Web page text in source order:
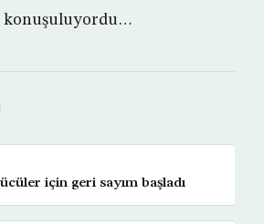
konuşuluyordu…
için geri sayım başladı